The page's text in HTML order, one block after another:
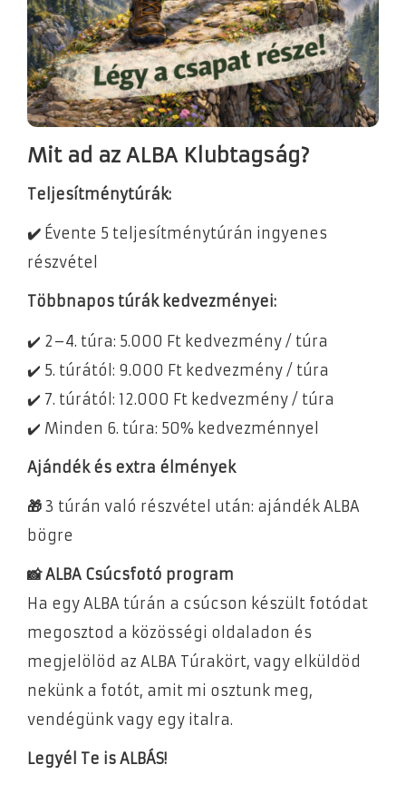
Mit ad az ALBA Klubtagság?
Teljesítménytúrák:
✔️ Évente 5 teljesítménytúrán ingyenes
részvétel
Többnapos túrák kedvezményei:
✔️ 2–4. túra: 5.000 Ft kedvezmény / túra
✔️ 5. túrától: 9.000 Ft kedvezmény / túra
✔️ 7. túrától: 12.000 Ft kedvezmény / túra
✔️ Minden 6. túra: 50% kedvezménnyel
Ajándék és extra élmények
🎁 3 túrán való részvétel után: ajándék ALBA
bögre
📸 ALBA Csúcsfotó program
Ha egy ALBA túrán a csúcson készült fotódat
megosztod a közösségi oldaladon és
megjelölöd az ALBA Túrakört, vagy elküldöd
nekünk a fotót, amit mi osztunk meg,
vendégünk vagy egy italra.
Legyél Te is ALBÁS!